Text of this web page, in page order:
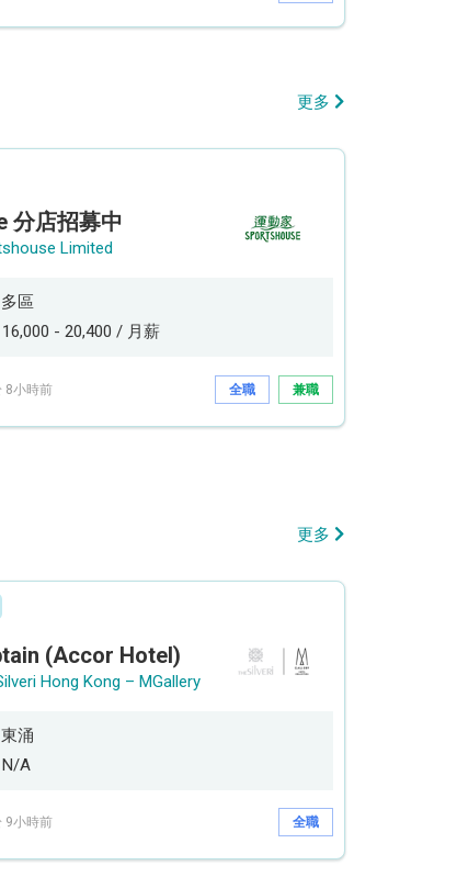
更多
分店招募中
Limited
多區
16,000 - 20,400 / 月薪
8小時前 全職 兼職
更多
(Accor Hotel)
Hong Kong – MGallery
東涌
N/A
9小時前 全職